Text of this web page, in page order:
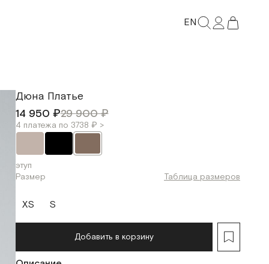
EN
Дюна Платье
14 950 ₽29 900 ₽
4 платежа по 3738 ₽ >
этуп
Размер
Таблица размеров
XS S
Добавить в корзину